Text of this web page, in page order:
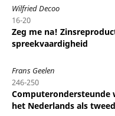
Wilfried Decoo
16-20
Zeg me na!
spreekvaardigheid
Frans Geelen
246-250
Computerondersteunde
het Nederlands als